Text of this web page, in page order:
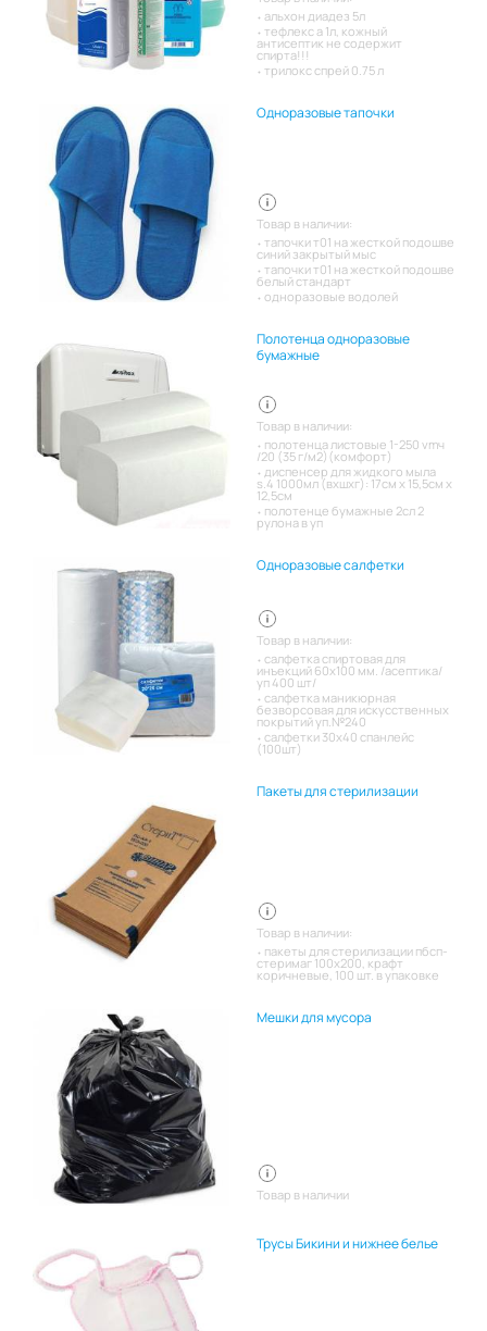
альхон диадез 5л
тефлекс а 1л, кожный
антисептик не содержит
спирта!!!
трилокс спрей 0.75 л
Одноразовые тапочки
Товар в наличии:
тапочки т01 на жесткой подошве
синий закрытый мыс
тапочки т01 на жесткой подошве
белый стандарт
одноразовые водолей
Полотенца одноразовые
бумажные
Товар в наличии:
полотенца листовые 1-250 vmч
/20 (35 г/м2)(комфорт)
диспенсер для жидкого мыла
s.4 1000мл (вхшхг): 17см x 15,5см x
12,5см
полотенце бумажные 2сл 2
рулона в уп
Одноразовые салфетки
Товар в наличии:
салфетка спиртовая для
инъекций 60х100 мм. /асептика/
уп 400 шт/
салфетка маникюрная
безворсовая для искусственных
покрытий уп.№240
салфетки 30х40 спанлейс
(100шт)
Пакеты для стерилизации
Товар в наличии:
пакеты для стерилизации пбсп-
стеримаг 100х200, крафт
коричневые, 100 шт. в упаковке
Мешки для мусора
Товар в наличии
Трусы Бикини и нижнее белье